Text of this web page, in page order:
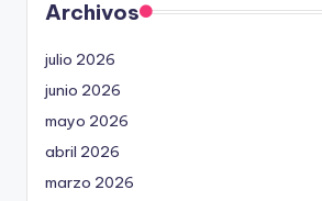
Archivos
julio 2026
junio 2026
mayo 2026
abril 2026
marzo 2026